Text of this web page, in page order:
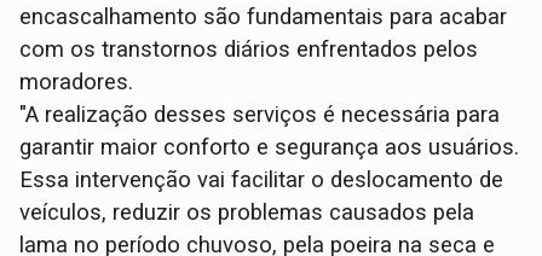
encascalhamento são fundamentais para acabar
com os transtornos diários enfrentados pelos
moradores.
​"A realização desses serviços é necessária para
garantir maior conforto e segurança aos usuários.
Essa intervenção vai facilitar o deslocamento de
veículos, reduzir os problemas causados pela
lama no período chuvoso, pela poeira na seca e